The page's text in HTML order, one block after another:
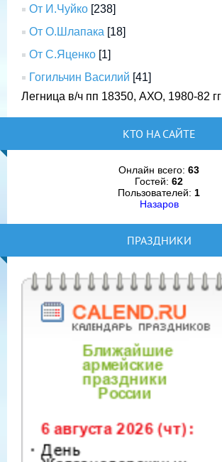
От И.Чуйко [238]
От О.Шлапака [18]
От С.Яценко [1]
Гогильчин Василий [41]
Легница в/ч пп 18350, АХО, 1980-82 гг
КТО НА САЙТЕ
Онлайн всего: 63
Гостей: 62
Пользователей: 1
Назаров
ПРАЗДНИКИ